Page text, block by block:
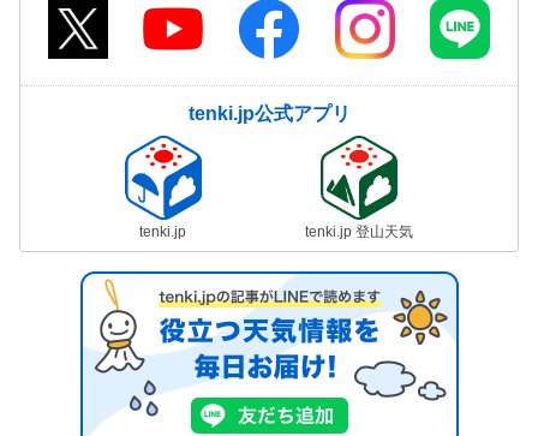
tenki.jp公式アプリ
tenki.jp tenki.jp 登山天気